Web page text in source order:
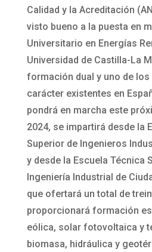
Calidad y la Acreditación
visto bueno a la puesta en
Universitario en Energías
Universidad de Castilla-La
formación dual y uno de
carácter existentes en
pondrá en marcha este
2024, se impartirá desde la
Superior de Ingenieros
y desde la Escuela Técnica
Ingeniería Industrial de
que ofertará un total de
proporcionará formación
eólica, solar fotovoltaica y
biomasa, hidráulica y